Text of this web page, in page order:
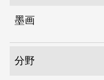
墨画
分野